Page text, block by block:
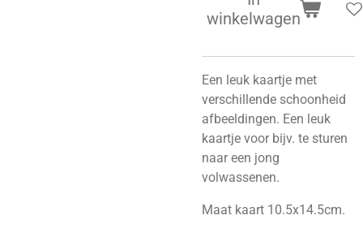
winkelwagen
Een leuk kaartje met
verschillende schoonheid
afbeeldingen. Een leuk
kaartje voor bijv. te sturen
naar een jong
volwassenen.
Maat kaart 10.5x14.5cm.